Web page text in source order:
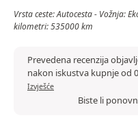
Vrsta ceste: Autocesta - Vožnja:
kilometri: 535000 km
Prevedena recenzija
nakon iskustva kupnje od
Izvješće
Biste li